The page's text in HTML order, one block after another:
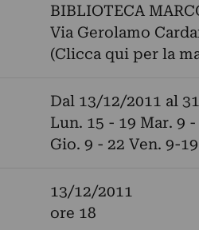
BIBLIOTECA
Via Gerolamo
(Clicca qui per la
Dal 13/12/2011 al
Lun. 15 - 19 Mar. 9
Gio. 9 - 22 Ven. 9-
13/12/2011
ore 18